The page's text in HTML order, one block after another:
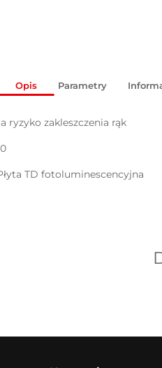
Opis Parametry
ryzyko zakleszczenia rąk
TD fotoluminescencyjna